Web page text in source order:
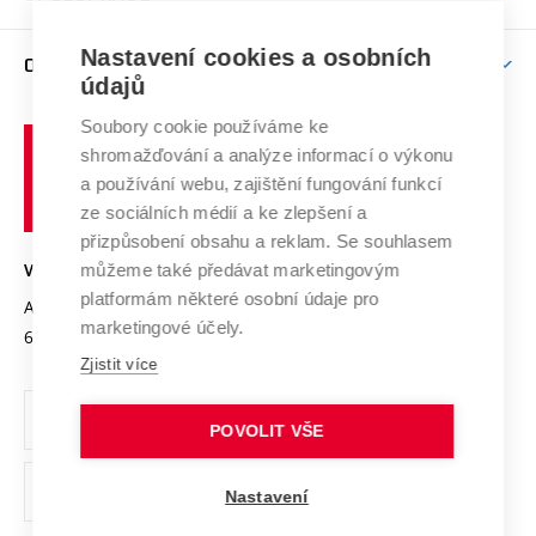
Brno
E-přihláška
Závěrečné práce
Doktorské studium
Studium bez bariér
Podpora podnikání
Mezinárodní vědecká rada
Systém zajišťování kvality výzkumu
Výzkumné infrastruktury
Transfer znalostí
Open Science
Projekty
Projekty ze strukturálních fondů
Specifický výzkum
Zahraniční spolupráce
Spolupráce se školami
Služby univerzity
Mezinárodní dohody
Univerzitní sítě
O UNIVERZITĚ
Profil univerzity
Udržitelná univerzita
Podnikavá univerzita / ContriBUTe
Bezpečná univerzita
Vyznamenání
Organizační struktura
Ochrana osobních údajů
odkaz)
učení
technické
VYSOKÉ UČENÍ TECHNICKÉ V BRNĚ
Antonínská 548/1
602 00 Brno
www.vut.cz
vut@vutbr.cz
Nastavení cookies a osobních
údajů
Soubory cookie používáme ke
shromažďování a analýze informací o výkonu
a používání webu, zajištění fungování funkcí
ze sociálních médií a ke zlepšení a
přizpůsobení obsahu a reklam. Se souhlasem
můžeme také předávat marketingovým
platformám některé osobní údaje pro
marketingové účely.
Zjistit více
POVOLIT VŠE
Nastavení